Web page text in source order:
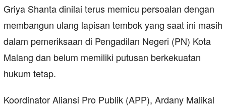
Griya Shanta dinilai terus memicu persoalan dengan
membangun ulang lapisan tembok yang saat ini masih
dalam pemeriksaan di Pengadilan Negeri (PN) Kota
Malang dan belum memiliki putusan berkekuatan
hukum tetap.
Koordinator Aliansi Pro Publik (APP), Ardany Malikal